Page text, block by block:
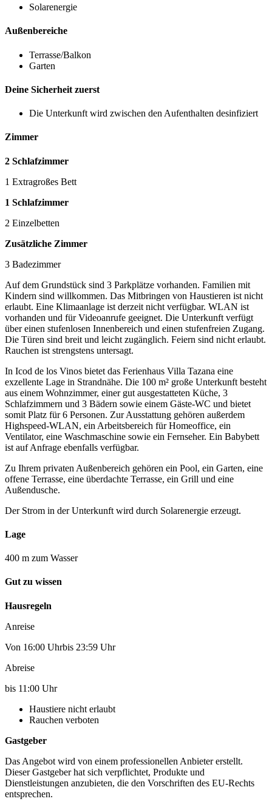
Solarenergie
Außenbereiche
Terrasse/Balkon
Garten
Deine Sicherheit zuerst
Die Unterkunft wird zwischen den Aufenthalten desinfiziert
Zimmer
2 Schlafzimmer
1 Extragroßes Bett
1 Schlafzimmer
2 Einzelbetten
Zusätzliche Zimmer
3 Badezimmer
Auf dem Grundstück sind 3 Parkplätze vorhanden. Familien mit
Kindern sind willkommen. Das Mitbringen von Haustieren ist nicht
erlaubt. Eine Klimaanlage ist derzeit nicht verfügbar. WLAN ist
vorhanden und für Videoanrufe geeignet. Die Unterkunft verfügt
über einen stufenlosen Innenbereich und einen stufenfreien Zugang.
Die Türen sind breit und leicht zugänglich. Feiern sind nicht erlaubt.
Rauchen ist strengstens untersagt.
In Icod de los Vinos bietet das Ferienhaus Villa Tazana eine
exzellente Lage in Strandnähe. Die 100 m² große Unterkunft besteht
aus einem Wohnzimmer, einer gut ausgestatteten Küche, 3
Schlafzimmern und 3 Bädern sowie einem Gäste-WC und bietet
somit Platz für 6 Personen. Zur Ausstattung gehören außerdem
Highspeed-WLAN, ein Arbeitsbereich für Homeoffice, ein
Ventilator, eine Waschmaschine sowie ein Fernseher. Ein Babybett
ist auf Anfrage ebenfalls verfügbar.
Zu Ihrem privaten Außenbereich gehören ein Pool, ein Garten, eine
offene Terrasse, eine überdachte Terrasse, ein Grill und eine
Außendusche.
Der Strom in der Unterkunft wird durch Solarenergie erzeugt.
Lage
400 m zum Wasser
Gut zu wissen
Hausregeln
Anreise
Von 16:00 Uhrbis 23:59 Uhr
Abreise
bis 11:00 Uhr
Haustiere nicht erlaubt
Rauchen verboten
Gastgeber
Das Angebot wird von einem professionellen Anbieter erstellt.
Dieser Gastgeber hat sich verpflichtet, Produkte und
Dienstleistungen anzubieten, die den Vorschriften des EU-Rechts
entsprechen.